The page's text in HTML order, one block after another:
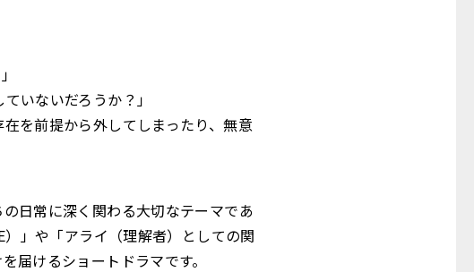
いないだろうか？」
を前提から外してしまったり、無意
日常に深く関わる大切なテーマであ
」や「アライ（理解者）としての関
届けるショートドラマです。